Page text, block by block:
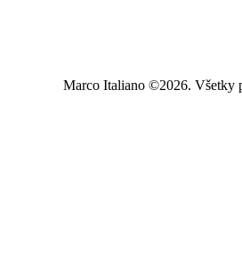
Marco Italiano ©2026. Všetky